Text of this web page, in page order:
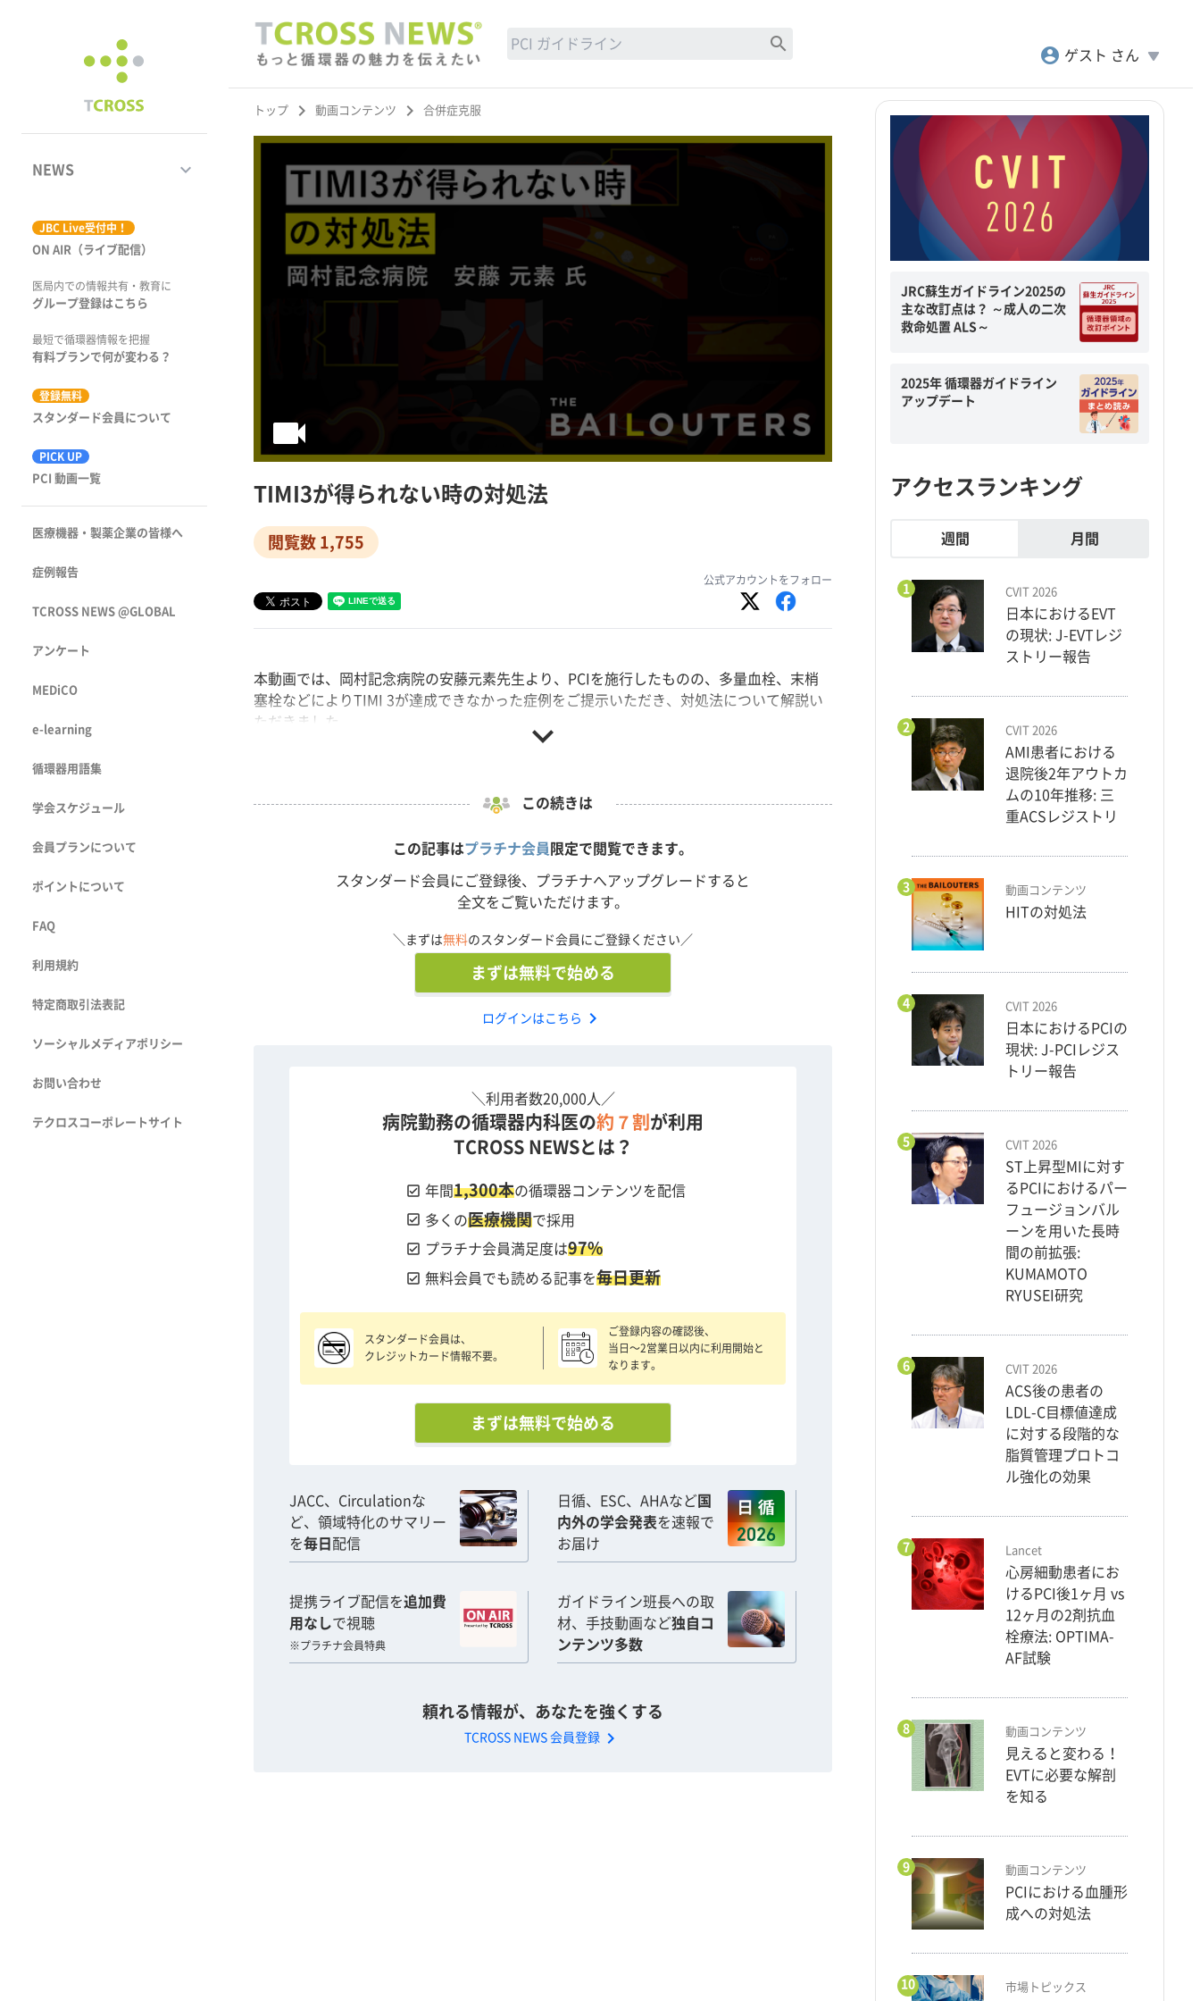
NEWS keyboard_arrow_down
ジャーナル
動画コンテンツ
市場トピックス
JBC Live受付中！
ON AIR（ライブ配信）
医局内での情報共有・教育に
グループ登録はこちら
最短で循環器情報を把握
有料プランで何が変わる？
登録無料
スタンダード会員について
PICK UP
PCI 動画一覧
医療機器・製薬企業の皆様へ
症例報告
TCROSS NEWS @GLOBAL
アンケート
MEDiCO
e-learning
循環器用語集
学会スケジュール
会員プランについて
ポイントについて
FAQ
利用規約
特定商取引法表記
ソーシャルメディアポリシー
お問い合わせ
テクロスコーポレートサイト
search
account_circle ゲスト さん play_arrow
トップ keyboard_arrow_right 動画コンテンツ keyboard_arrow_right 合併症克服
videocam
TIMI3が得られない時の対処法
閲覧数 1,755
公式アカウントをフォロー
expand_more
本動画では、岡村記念病院の安藤元素先生より、PCIを施行したものの、多量血栓、末梢
塞栓などによりTIMI 3が達成できなかった症例をご提示いただき、対処法について解説い
ただきました。
トした経験をご共有いただいたシリーズです。＂いざ＂という時のために、ご覧く
演者: 安藤 元素 氏（岡村記念病院）
本動画は第12回 豊橋ライブデモンストレーションコース（2022年）より収録いたしまし
演者の所属先は放映時のものとなります。
この続きは
この記事はプラチナ会員 限定で閲覧できます。
スタンダード会員にご登録後、プラチナへアップグレードすると
全文をご覧いただけます。
＼まずは無料のスタンダード会員にご登録ください／
まずは無料で始める
ログインはこちら chevron_right
＼利用者数20,000人／
病院勤務の循環器内科医の約７割 が利用
TCROSS NEWSとは？
check_box 年間1,300本の循環器コンテンツを配信
check_box 多くの医療機関で採用
check_box プラチナ会員満足度は97%
check_box 無料会員でも読める記事を毎日更新
スタンダード会員は、
クレジットカード情報不要。
ご登録内容の確認後、
当日〜2営業日以内に利用開始と
なります。
まずは無料で始める
JACC、Circulationな
ど、領域特化のサマリー
を毎日 配信
日循、ESC、AHAなど国
内外の学会発表を速報で
お届け
提携ライブ配信を追加費
用なしで視聴
※プラチナ会員特典
ガイドライン班長への取
材、手技動画など独自コ
ンテンツ多数
頼れる情報が、あなたを強くする
TCROSS NEWS 会員登録 chevron_right
JRC蘇生ガイドライン2025の
主な改訂点は？ ～成人の二次
救命処置 ALS～
2025年 循環器ガイドライン
アップデート
アクセスランキング
週間 月間
1 CVIT 2026
日本におけるEVT
の現状: J-EVTレジ
ストリー報告
2 CVIT 2026
AMI患者における
退院後2年アウトカ
ムの10年推移: 三
重ACSレジストリ
3 動画コンテンツ
HITの対処法
4 CVIT 2026
日本におけるPCIの
現状: J-PCIレジス
トリー報告
5 CVIT 2026
ST上昇型MIに対す
るPCIにおけるパー
フュージョンバル
ーンを用いた長時
間の前拡張:
KUMAMOTO
RYUSEI研究
6 CVIT 2026
ACS後の患者の
LDL-C目標値達成
に対する段階的な
脂質管理プロトコ
ル強化の効果
7 Lancet
心房細動患者にお
けるPCI後1ヶ月 vs
12ヶ月の2剤抗血
栓療法: OPTIMA-
AF試験
8 動画コンテンツ
見えると変わる！
EVTに必要な解剖
を知る
9 動画コンテンツ
PCIにおける血腫形
成への対処法
10 市場トピックス